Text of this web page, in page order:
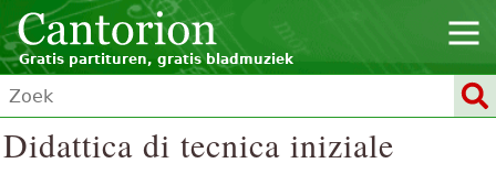
Gratis partituren, gratis bladmuziek
Didattica di tecnica iniziale